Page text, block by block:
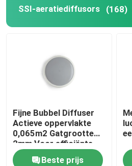
SSI-aeratiediffusors (168)
Fijne Bubbel Diffuser
Actieve oppervlakte
0,065m2 Gatgrootte
2mm Voor efficiënte
beluchting
Beste prijs